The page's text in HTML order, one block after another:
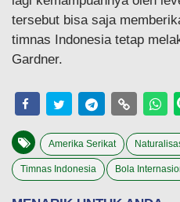
tersebut bisa saja
timnas Indonesia tetap
Gardner.
Amerika Serikat
Timnas Indonesia Bola